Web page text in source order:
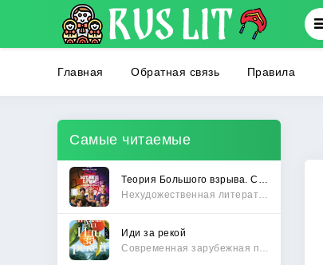
Главная Обратная связь Правила
Самые читаемые
Иди за рекой